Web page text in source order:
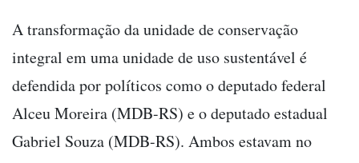
A transformação da unidade de conservação
integral em uma unidade de uso sustentável é
defendida por políticos como o deputado federal
Alceu Moreira (MDB-RS) e o deputado estadual
Gabriel Souza (MDB-RS). Ambos estavam no